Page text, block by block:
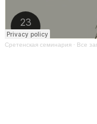
Сретенская семинария · Все